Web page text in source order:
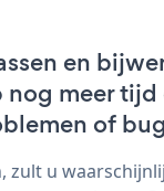
en
nog meer
of
u